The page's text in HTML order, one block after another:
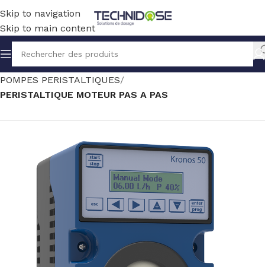
Skip to navigation
Skip to main content
Accueil TRAITEMENT EAU DOSAGE
POMPES PERISTALTIQUES
PERISTALTIQUE MOTEUR PAS A PAS